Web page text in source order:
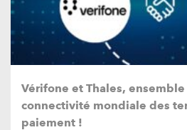
Vérifone et Thales,
connectivité mondiale des
paiement !